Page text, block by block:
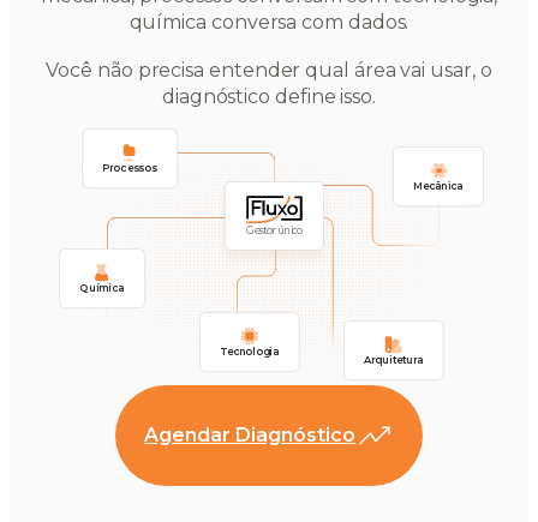
Processos
Gestor único
Mecânica
Tecnologia
Arquitetura
Química
química conversa com dados.
Você não precisa entender qual área vai usar, o
diagnóstico define isso.
Agendar Diagnóstico